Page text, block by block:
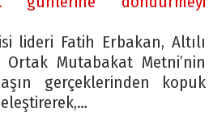
lideri Fatih Erbakan, Altılı
Ortak Mutabakat Metni’nin
gerçeklerinden kopuk